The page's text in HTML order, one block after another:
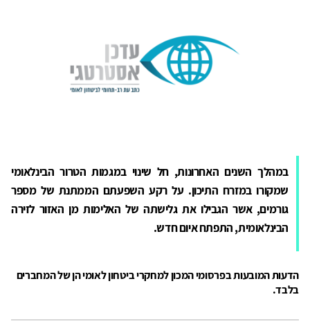
במהלך השנים האחרונות, חל שינוי במגמות הטרור הבינלאומי
שמקורו במזרח התיכון. על רקע השפעתם הממתנת של מספר
גורמים, אשר הגבילו את גלישתה של האלימות מן האזור לזירה
הבינלאומית, התפתח איום חדש.
הדעות המובעות בפרסומי המכון למחקרי ביטחון לאומי הן של המחברים
בלבד.